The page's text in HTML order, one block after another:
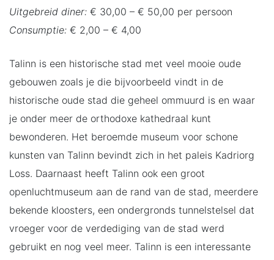
Uitgebreid diner: € 30,00 – € 50,00 per persoon
Consumptie: € 2,00 – € 4,00
Talinn is een historische stad met veel mooie oude
gebouwen zoals je die bijvoorbeeld vindt in de
historische oude stad die geheel ommuurd is en waar
je onder meer de orthodoxe kathedraal kunt
bewonderen. Het beroemde museum voor schone
kunsten van Talinn bevindt zich in het paleis Kadriorg
Loss. Daarnaast heeft Talinn ook een groot
openluchtmuseum aan de rand van de stad, meerdere
bekende kloosters, een ondergronds tunnelstelsel dat
vroeger voor de verdediging van de stad werd
gebruikt en nog veel meer. Talinn is een interessante